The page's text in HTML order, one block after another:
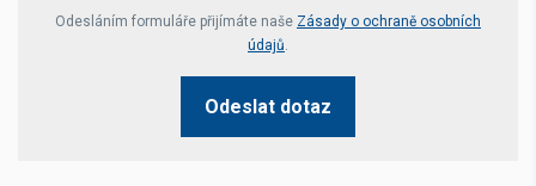
Your website *
Odesláním formuláře přijímáte naše Zásady o ochraně osobních
údajů.
Odeslat dotaz